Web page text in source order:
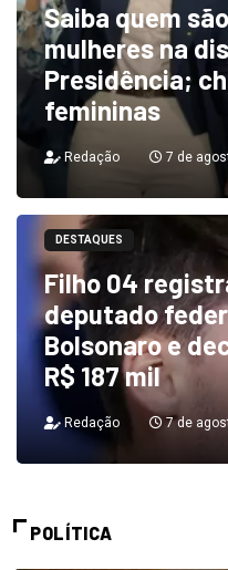
Saiba quem
mulheres na
Presidência;
femininas
Redação 7 de
DESTAQUES
Filho 04
deputado
Bolsonaro e
R$ 187 mil
Redação 7 de
POLÍTICA